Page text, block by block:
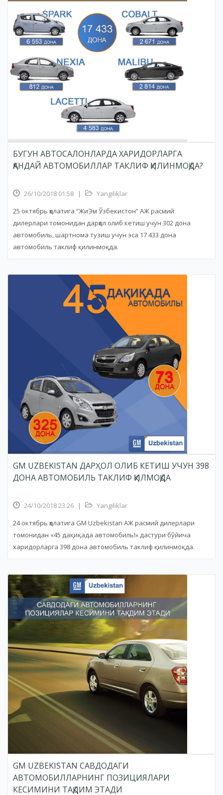
БУГУН АВТОСАЛОНЛАРДА ХАРИДОРЛАРГА
ҚАНДАЙ АВТОМОБИЛЛАР ТАКЛИФ ҚИЛИНМОҚДА?
26/10/2018 01:58 |
Yangiliklar
25 октябрь ҳолатига “ЖиЭм Ўзбекистон” АЖ расмий
дилерлари томонидан дарҳол олиб кетиш учун 302 дона
автомобиль, шартнома тузиш учун эса 17 433 дона
автомобиль таклиф қилинмоқда.
GM UZBEKISTAN ДАРҲОЛ ОЛИБ КЕТИШ УЧУН 398
ДОНА АВТОМОБИЛЬ ТАКЛИФ ҚИЛМОҚДА
24/10/2018 23:26 |
Yangiliklar
24 октябрь ҳолатига GM Uzbekistan АЖ расмий дилерлари
томонидан «45 дақиқада автомобиль!» дастури бўйича
харидорларга 398 дона автомобиль таклиф қилинмоқда.
GM UZBEKISTAN САВДОДАГИ
АВТОМОБИЛЛАРНИНГ ПОЗИЦИЯЛАРИ
КЕСИМИНИ ТАҚДИМ ЭТАДИ